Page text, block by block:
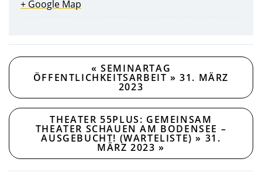
+ Google Map
« SEMINARTAG
ÖFFENTLICHKEITSARBEIT » 31. MÄRZ
2023
THEATER 55PLUS: GEMEINSAM
THEATER SCHAUEN AM BODENSEE –
AUSGEBUCHT! (WARTELISTE) » 31.
MÄRZ 2023»